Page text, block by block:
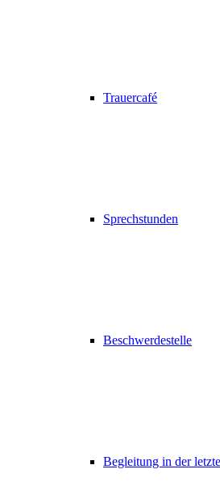
Trauercafé
Sprechstunden
Beschwerdestelle
Begleitung in der